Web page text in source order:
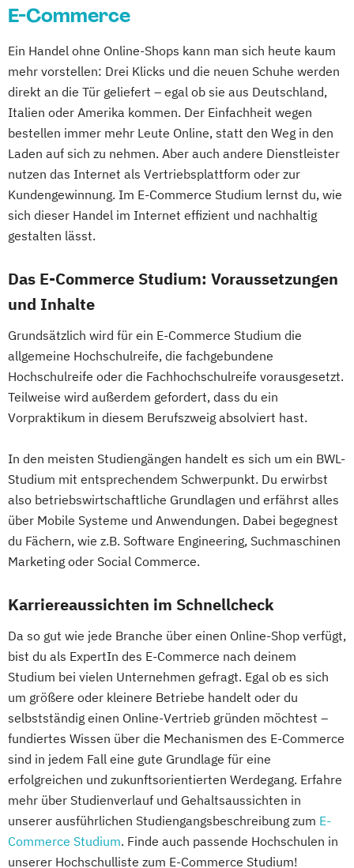
E-Commerce
Ein Handel ohne Online-Shops kann man sich heute kaum
mehr vorstellen: Drei Klicks und die neuen Schuhe werden
direkt an die Tür geliefert – egal ob sie aus Deutschland,
Italien oder Amerika kommen. Der Einfachheit wegen
bestellen immer mehr Leute Online, statt den Weg in den
Laden auf sich zu nehmen. Aber auch andere Dienstleister
nutzen das Internet als Vertriebsplattform oder zur
Kundengewinnung. Im E-Commerce Studium lernst du, wie
sich dieser Handel im Internet effizient und nachhaltig
gestalten lässt.
Das E-Commerce Studium: Voraussetzungen
und Inhalte
Grundsätzlich wird für ein E-Commerce Studium die
allgemeine Hochschulreife, die fachgebundene
Hochschulreife oder die Fachhochschulreife vorausgesetzt.
Teilweise wird außerdem gefordert, dass du ein
Vorpraktikum in diesem Berufszweig absolviert hast.
In den meisten Studiengängen handelt es sich um ein BWL-
Studium mit entsprechendem Schwerpunkt. Du erwirbst
also betriebswirtschaftliche Grundlagen und erfährst alles
über Mobile Systeme und Anwendungen. Dabei begegnest
du Fächern, wie z.B. Software Engineering, Suchmaschinen
Marketing oder Social Commerce.
Karriereaussichten im Schnellcheck
Da so gut wie jede Branche über einen Online-Shop verfügt,
bist du als ExpertIn des E-Commerce nach deinem
Studium bei vielen Unternehmen gefragt. Egal ob es sich
um größere oder kleinere Betriebe handelt oder du
selbstständig einen Online-Vertrieb gründen möchtest –
fundiertes Wissen über die Mechanismen des E-Commerce
sind in jedem Fall eine gute Grundlage für eine
erfolgreichen und zukunftsorientierten Werdegang. Erfahre
mehr über Studienverlauf und Gehaltsaussichten in
unserer ausführlichen Studiengangsbeschreibung zum E-
Commerce Studium. Finde auch passende Hochschulen in
unserer Hochschulliste zum E-Commerce Studium!